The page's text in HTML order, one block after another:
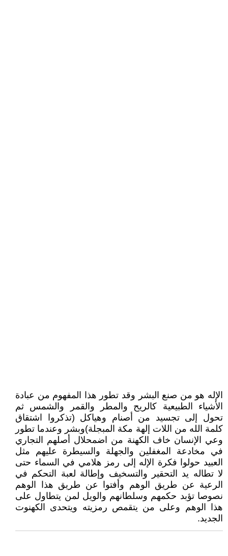
الإله هو من صنع البشر وقد تطور هذا المفهوم من عبادة
الأشياء الطبيعية كالريح والمطر والقمر والشمس ثم
تحول إلى تجسيد من أصنام وهياكل (تذكروا اشتقاق
كلمة الله من اللات إلهة مكة المبجلة)وبشر وعندما تطور
وعي الإنسان خاف الكهنة من اضمحلال أصلهم التجاري
في مخادعة المغفلين والجهلة والسيطرة عليهم مثل
العبيد حولوا فكرة الإله إلى رمز هلامي في السماء حتى
لا تطاله يد التحقير والتسخيف وإطالة لعبة التحكم في
الرعية عن طريق الوهم وأفتوا عن طريق هذا الوهم
نصوصا تؤبد حكمهم وسلطانهم والويل لمن يتطاول على
هذا الوهم وعلى من يتقمص رمزيته ويتحدى الكهنوت
الجديد.